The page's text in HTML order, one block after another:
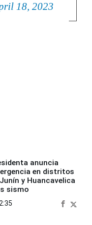
18, 2023
anuncia
en distritos
y Huancavelica
sismo
2:35